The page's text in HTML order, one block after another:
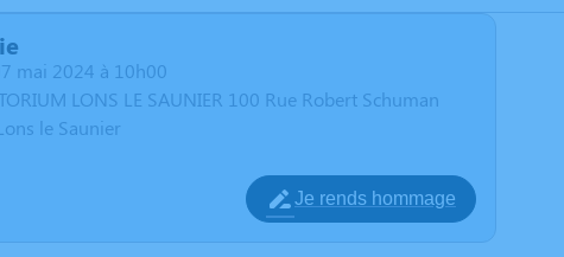
mai 2024 à 10h00
LONS LE SAUNIER 100 Rue Robert Schuman
le Saunier
Je rends hommage